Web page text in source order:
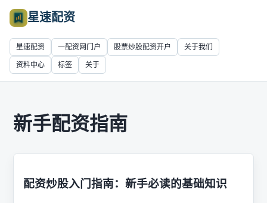
星速配资
星速配资 一配资网门户 股票炒股配资开户 关于我们
资料中心 标签 关于
新手配资指南
配资炒股入门指南：新手必读的基础知识